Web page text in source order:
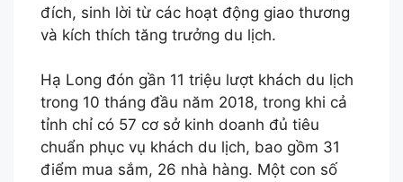
đích, sinh lời từ các hoạt động giao thương
và kích thích tăng trưởng du lịch.
Hạ Long đón gần 11 triệu lượt khách du lịch
trong 10 tháng đầu năm 2018, trong khi cả
tỉnh chỉ có 57 cơ sở kinh doanh đủ tiêu
chuẩn phục vụ khách du lịch, bao gồm 31
điểm mua sắm, 26 nhà hàng. Một con số